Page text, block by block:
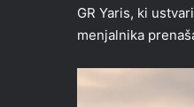
GR Yaris, ki
menjalnika